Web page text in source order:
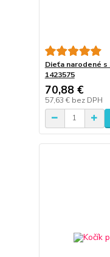
Dieťa narodené
1423575
70,88 €
57,63 € bez DPH